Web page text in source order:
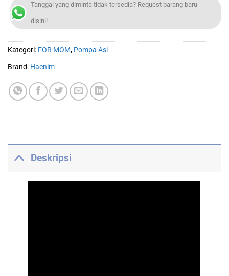
Tanggal yang diminta tidak tersedia? Request barang baru
disini!
Kategori: FOR MOM, Pompa Asi
Brand: Haenim
Deskripsi